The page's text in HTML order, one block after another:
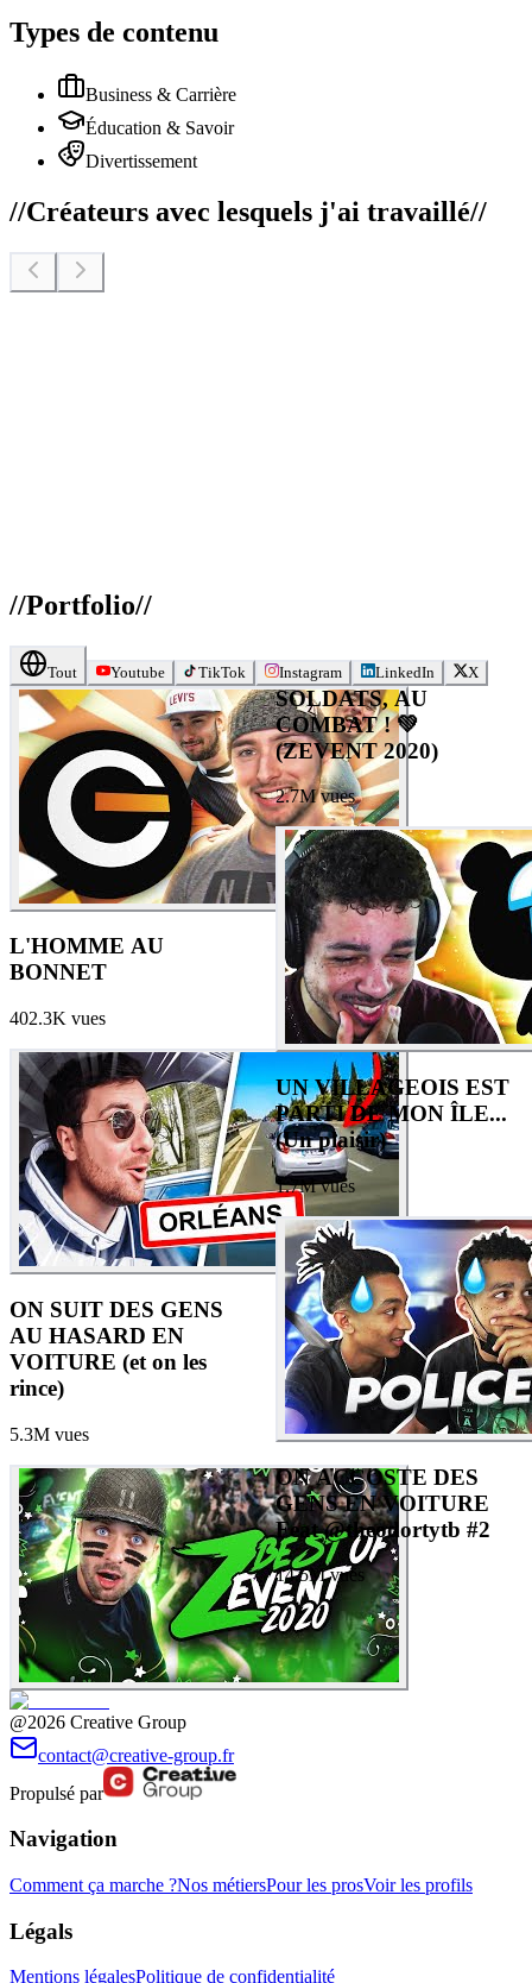
Types de contenu
Business & Carrière
Éducation & Savoir
Divertissement
//Créateurs avec lesquels j'ai travaillé//
//Portfolio//
Tout Youtube TikTok Instagram LinkedIn X
L'HOMME AU
BONNET
402.3K vues
ON SUIT DES GENS
AU HASARD EN
VOITURE (et on les
rince)
5.3M vues
SOLDATS, AU
COMBAT ! 💚
(ZEVENT 2020)
2.7M vues
UN VILLAGEOIS EST
PARTI DE MON ÎLE...
(Un plaisir)
1.7M vues
ON ACCOSTE DES
GENS EN VOITURE
Feat @theodortytb #2
14.5M vues
@2026 Creative Group
contact@creative-group.fr
Propulsé par
Navigation
Comment ça marche ?Nos métiersPour les prosVoir les profils
Légals
Mentions légalesPolitique de confidentialité